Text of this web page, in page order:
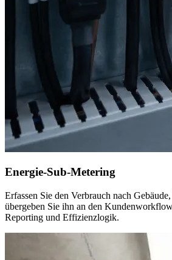
Energie-Sub-Metering
Erfassen Sie den Verbrauch nach
übergeben Sie ihn an den
Reporting und Effizienzlogik.